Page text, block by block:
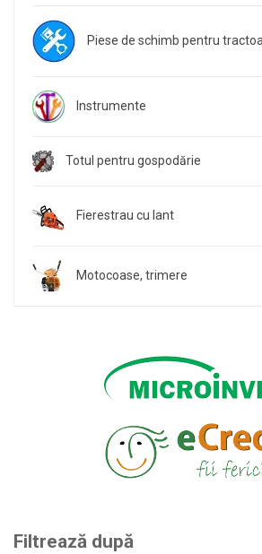
Piese de schimb pentru
Instrumente
Totul pentru gospodărie
Fierestrau cu lant
Motocoase, trimere
Filtrează după